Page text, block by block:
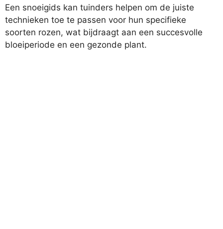
Een snoeigids kan tuinders helpen om de juiste
technieken toe te passen voor hun specifieke
soorten rozen, wat bijdraagt aan een succesvolle
bloeiperiode en een gezonde plant.